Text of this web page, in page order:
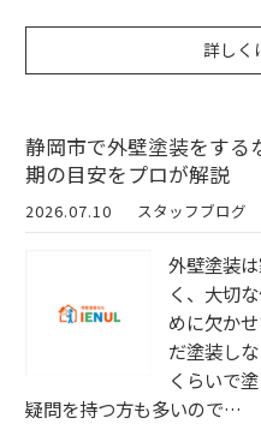
詳しく
静岡市で外壁塗装をする
期の目安をプロが解説
2026.07.10 スタッフブログ
外壁塗装
く、大切
めに欠か
だ塗装し
くらいで
疑問を持つ方も多いので…